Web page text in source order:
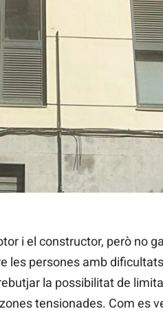
i el constructor, però no
les persones amb
la possibilitat de
tensionades. Com es